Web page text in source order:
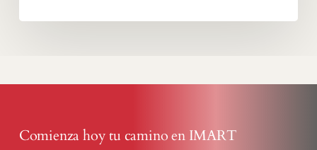
Comienza hoy tu camino en IMART